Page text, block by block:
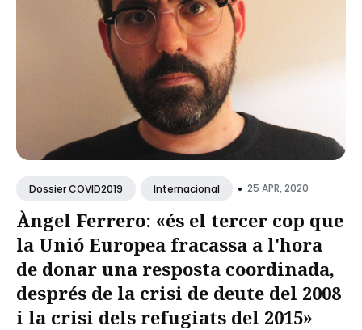
Dossier COVID2019 Internacional • 25 APR, 2020
Àngel Ferrero: «és el tercer cop que
la Unió Europea fracassa a l'hora
de donar una resposta coordinada,
després de la crisi de deute del 2008
i la crisi dels refugiats del 2015»